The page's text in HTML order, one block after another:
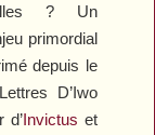
? Un
primordial
depuis le
Lettres D’Iwo
d’Invictus et